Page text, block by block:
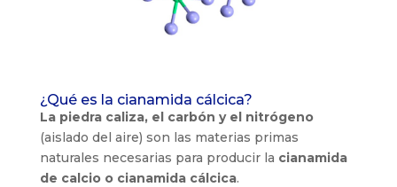
¿Qué es la cianamida cálcica?
La piedra caliza, el carbón y el nitrógeno
(aislado del aire) son las materias primas
naturales necesarias para producir la cianamida
de calcio o cianamida cálcica.